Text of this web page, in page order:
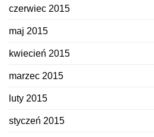
czerwiec 2015
maj 2015
kwiecień 2015
marzec 2015
luty 2015
styczeń 2015